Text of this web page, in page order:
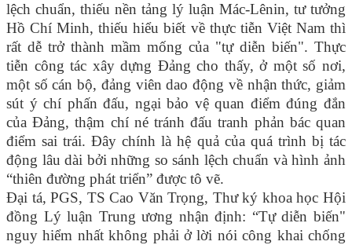
lệch chuẩn, thiếu nền tảng lý luận Mác-Lênin, tư tưởng
Hồ Chí Minh, thiếu hiểu biết về thực tiễn Việt Nam thì
rất dễ trở thành mầm mống của "tự diễn biến". Thực
tiễn công tác xây dựng Đảng cho thấy, ở một số nơi,
một số cán bộ, đảng viên dao động về nhận thức, giảm
sút ý chí phấn đấu, ngại bảo vệ quan điểm đúng đắn
của Đảng, thậm chí né tránh đấu tranh phản bác quan
điểm sai trái. Đây chính là hệ quả của quá trình bị tác
động lâu dài bởi những so sánh lệch chuẩn và hình ảnh
“thiên đường phát triển” được tô vẽ.
Đại tá, PGS, TS Cao Văn Trọng, Thư ký khoa học Hội
đồng Lý luận Trung ương nhận định: “Tự diễn biến"
nguy hiểm nhất không phải ở lời nói công khai chống